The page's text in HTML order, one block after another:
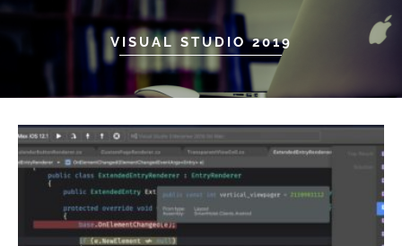
VISUAL STUDIO 2019